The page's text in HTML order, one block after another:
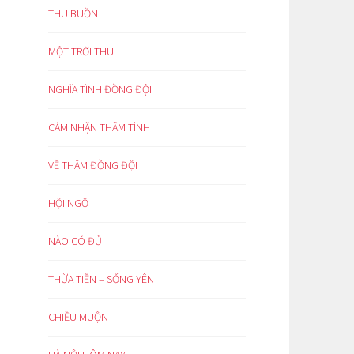
THU BUỒN
MỘT TRỜI THU
NGHĨA TÌNH ĐỒNG ĐỘI
CẢM NHẬN THÂM TÌNH
VỀ THĂM ĐỒNG ĐỘI
HỘI NGỘ
NÀO CÓ ĐỦ
THỪA TIỀN – SỐNG YÊN
CHIỀU MUỘN